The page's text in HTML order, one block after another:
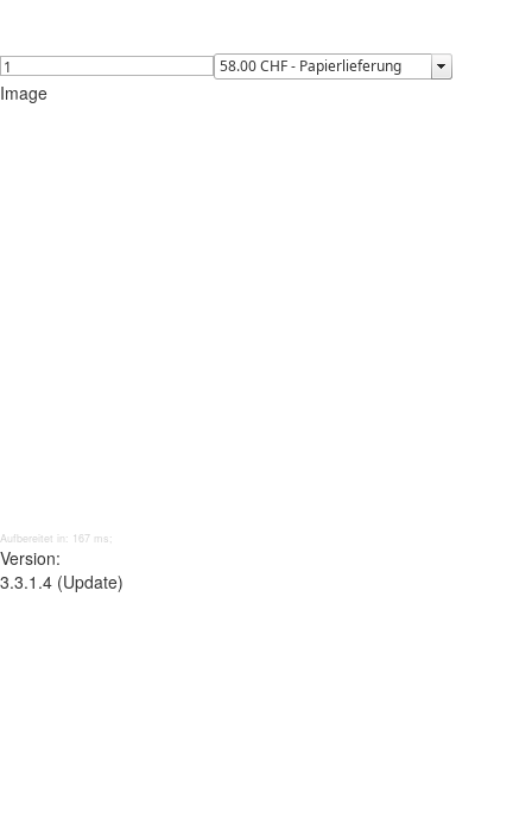
Image
Aufbereitet in: 167 ms;
Version:
3.3.1.4 (Update)